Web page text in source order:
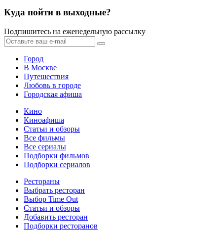
Куда пойти в выходные?
Подпишитесь на еженедельную рассылку
Город
В Москве
Путешествия
Любовь в городе
Городская афиша
Кино
Киноафиша
Статьи и обзоры
Все фильмы
Все сериалы
Подборки фильмов
Подборки сериалов
Рестораны
Выбрать ресторан
Выбор Time Out
Статьи и обзоры
Добавить ресторан
Подборки ресторанов